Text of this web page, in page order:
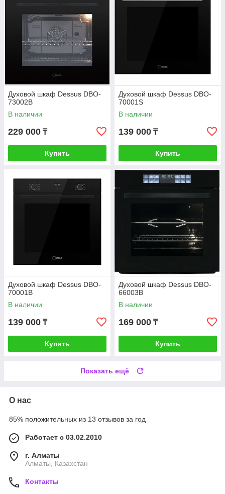
Духовой шкаф Dessus DBO-
73002B
В наличии
229 000 ₸
Купить
Духовой шкаф Dessus DBO-
70001S
В наличии
139 000 ₸
Купить
Духовой шкаф Dessus DBO-
70001B
В наличии
139 000 ₸
Купить
Духовой шкаф Dessus DBO-
66003B
В наличии
169 000 ₸
Купить
Показать ещё
О нас
85% положительных из 13 отзывов за год
Работает с 03.02.2010
г. Алматы
Алматы, Казахстан
Контакты